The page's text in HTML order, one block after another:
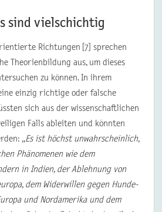
sind vielschichtig
Richtungen [7] sprechen
Theorienbildung aus, um dieses
zu können. In ihrem
einzig richtige oder falsche
sich aus der wissenschaftlichen
Falls ableiten und könnten
„Es ist höchst unwahrscheinlich,
Phänomenen wie dem
in Indien, der Ablehnung von
dem Widerwillen gegen Hunde-
und Nordamerika und dem